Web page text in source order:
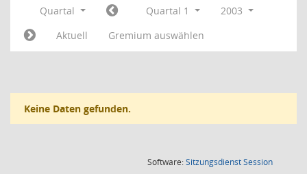
Quartal Quartal 1
2003
Aktuell
Gremium auswählen
Keine Daten gefunden.
Software:SitzungsdienstSession(Wird in